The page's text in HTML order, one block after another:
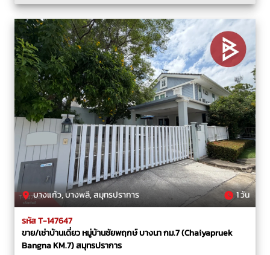
บางแก้ว, บางพลี, สมุทรปราการ 1 วัน
รหัส T-147647
ขาย/เช่าบ้านเดี่ยว หมู่บ้านชัยพฤกษ์ บางนา กม.7 (Chaiyapruek
Bangna KM.7) สมุทรปราการ